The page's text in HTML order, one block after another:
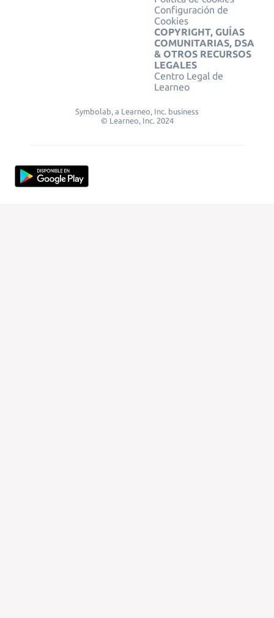
Configuración de
Cookies
COPYRIGHT, GUÍAS
COMUNITARIAS, DSA
& OTROS RECURSOS
LEGALES
Centro Legal de
Learneo
Symbolab, a Learneo, Inc. business
© Learneo, Inc. 2024